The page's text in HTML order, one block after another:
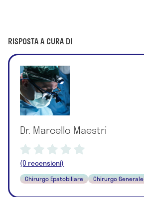
RISPOSTA A CURA DI
Dr. Marcello Maestri
(0 recensioni)
Chirurgo Epatobiliare Chirurgo Generale